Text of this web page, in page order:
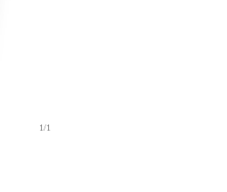
1/1